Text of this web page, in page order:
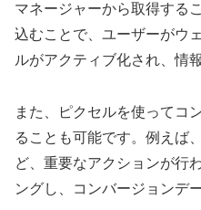
マネージャーから取得する
込むことで、ユーザーがウ
ルがアクティブ化され、情
また、ピクセルを使ってコ
ることも可能です。例えば
ど、重要なアクションが行
ングし、コンバージョンデ